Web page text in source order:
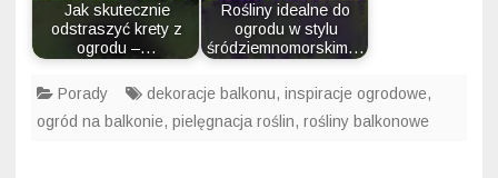
Jak skutecznie
odstraszyć krety z
ogrodu –…
Rośliny idealne do
ogrodu w stylu
śródziemnomorskim…
Porady dekoracje balkonu, inspiracje ogrodowe,
ogród na balkonie, pielęgnacja roślin, rośliny balkonowe